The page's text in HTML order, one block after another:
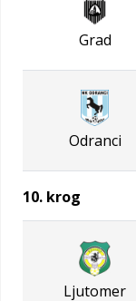
Grad
Odranci
10. krog
Ljutomer